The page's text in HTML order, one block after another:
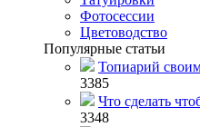
Фотосессии
Цветоводство
Популярные статьи
Топиарий
3385
Что сделать
3348